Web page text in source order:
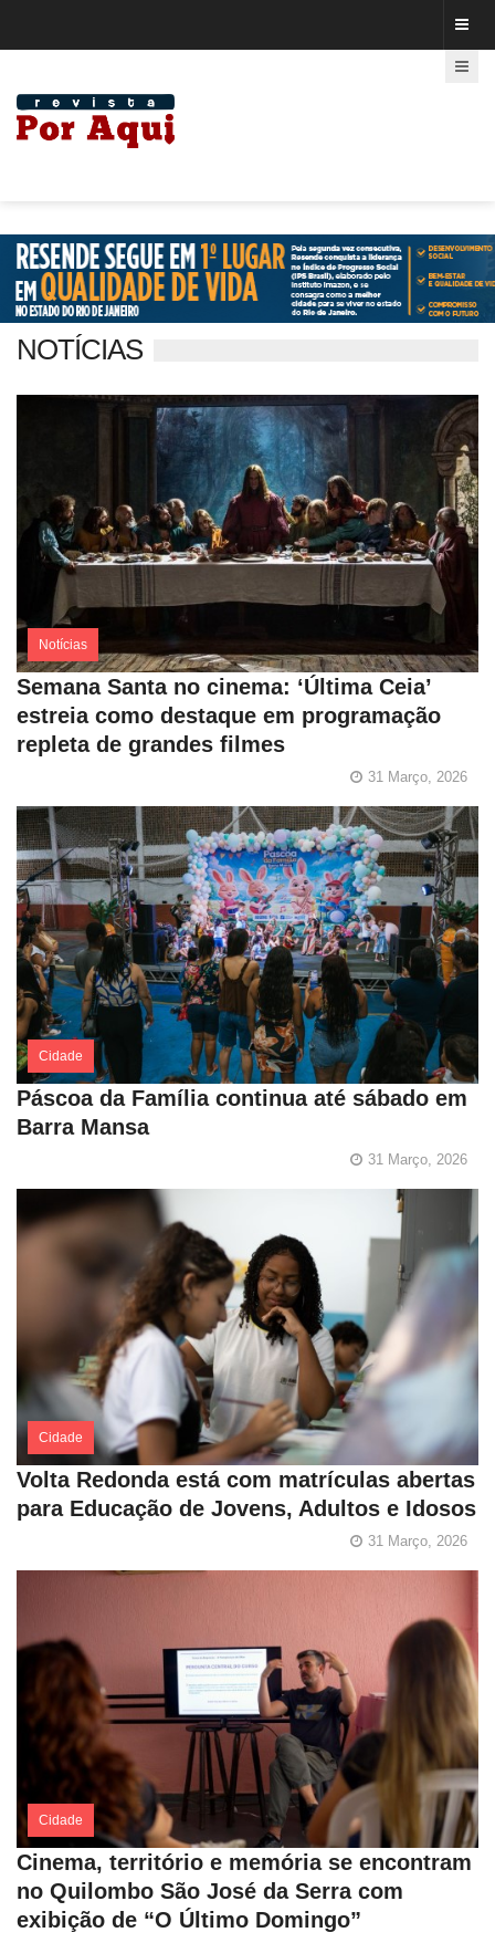
NOTÍCIAS
Notícias
Semana Santa no cinema: ‘Última Ceia’
estreia como destaque em programação
repleta de grandes filmes
31 Março, 2026
Cidade
Páscoa da Família continua até sábado em
Barra Mansa
31 Março, 2026
Cidade
Volta Redonda está com matrículas abertas
para Educação de Jovens, Adultos e Idosos
31 Março, 2026
Cidade
Cinema, território e memória se encontram
no Quilombo São José da Serra com
exibição de “O Último Domingo”